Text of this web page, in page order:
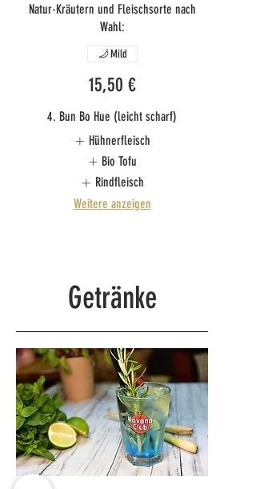
Natur-Kräutern und Fleischsorte nach
Wahl:
15,50 €
Mild
4. Bun Bo Hue (leicht scharf)
Hühnerfleisch
Bio Tofu
Rindfleisch
Weitere anzeigen
Getränke